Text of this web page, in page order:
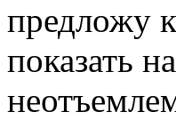
предложу
показать